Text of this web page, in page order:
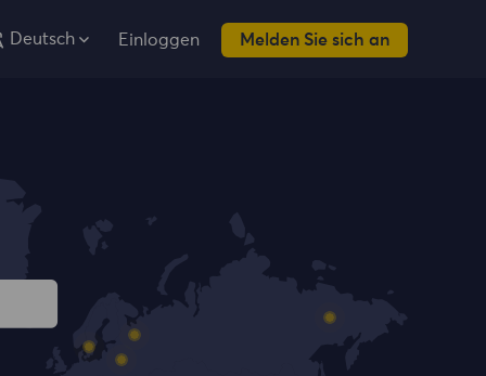
Deutsch Einloggen Melden Sie sich an